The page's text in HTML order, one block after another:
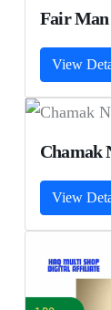
Fair
View
Chamak
View